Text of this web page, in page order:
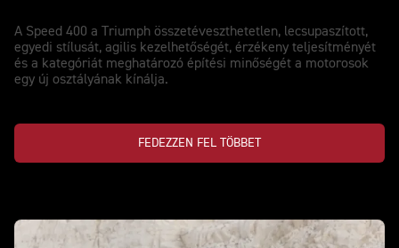
A Speed 400 a Triumph összetéveszthetetlen, lecsupaszított,
egyedi stílusát, agilis kezelhetőségét, érzékeny teljesítményét
és a kategóriát meghatározó építési minőségét a motorosok
egy új osztályának kínálja.
FEDEZZEN FEL TÖBBET